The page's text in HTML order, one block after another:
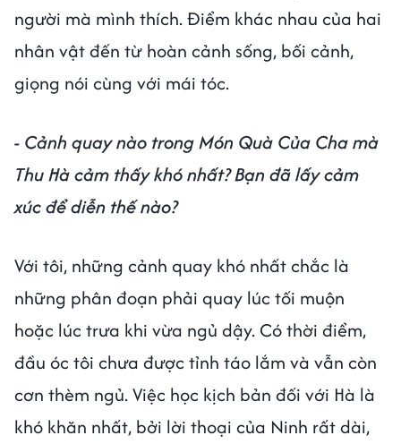
người mà mình thích. Điểm khác nhau của hai
nhân vật đến từ hoàn cảnh sống, bối cảnh,
giọng nói cùng với mái tóc.
- Cảnh quay nào trong Món Quà Của Cha mà
Thu Hà cảm thấy khó nhất? Bạn đã lấy cảm
xúc để diễn thế nào?
Với tôi, những cảnh quay khó nhất chắc là
những phân đoạn phải quay lúc tối muộn
hoặc lúc trưa khi vừa ngủ dậy. Có thời điểm,
đầu óc tôi chưa được tỉnh táo lắm và vẫn còn
cơn thèm ngủ. Việc học kịch bản đối với Hà là
khó khăn nhất, bởi lời thoại của Ninh rất dài,